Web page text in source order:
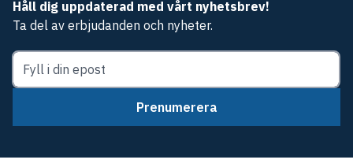
Håll dig uppdaterad med vårt nyhetsbrev!
Ta del av erbjudanden och nyheter.
Prenumerera